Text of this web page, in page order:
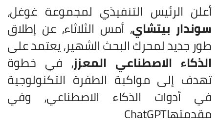
أعلن الرئيس التنفيذي لمجموعة غوغل،
سوندار بيتشاي، أمس الثلاثاء، عن إطلاق
طور جديد لمحرك البحث الشهير، يعتمد على
الذكاء الاصطناعي المعزز، في خطوة
تهدف إلى مواكبة الطفرة التكنولوجية
في أدوات الذكاء الاصطناعي، وفي
مقدمتهاChatGPT